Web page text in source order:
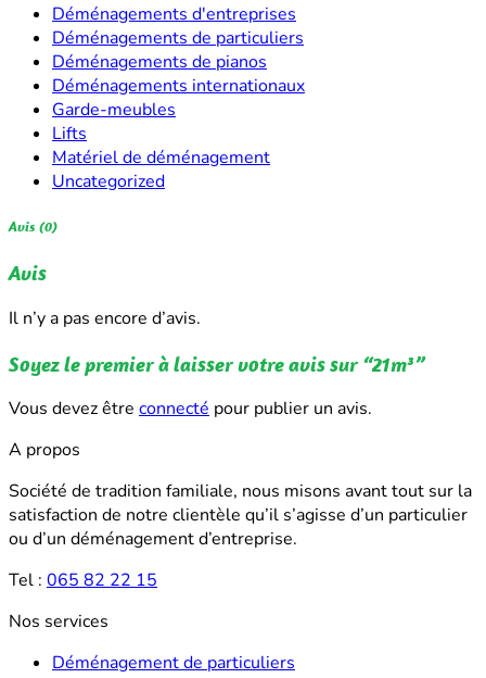
Déménagements d'entreprises
Déménagements de particuliers
Déménagements de pianos
Déménagements internationaux
Garde-meubles
Lifts
Matériel de déménagement
Uncategorized
Avis (0)
Avis
Il n’y a pas encore d’avis.
Soyez le premier à laisser votre avis sur “21m³”
Vous devez être connecté pour publier un avis.
A propos
Société de tradition familiale, nous misons avant tout sur la
satisfaction de notre clientèle qu’il s’agisse d’un particulier
ou d’un déménagement d’entreprise.
Tel : 065 82 22 15
Nos services
Déménagement de particuliers